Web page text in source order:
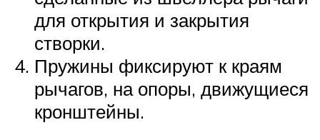
для открытия и закрытия
створки.
Пружины фиксируют к краям
рычагов, на опоры, движущиеся
кронштейны.